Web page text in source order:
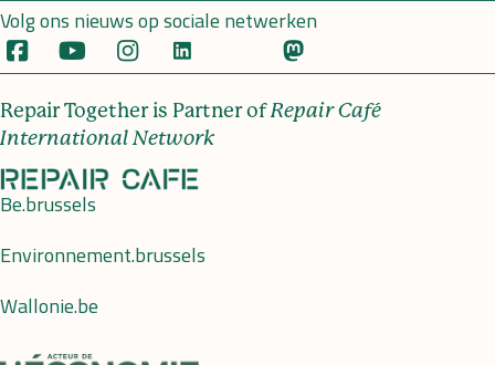
Volg ons nieuws op sociale netwerken
Repair Together is Partner ofRepair Café
International Network
Be.brussels
Environnement.brussels
Wallonie.be